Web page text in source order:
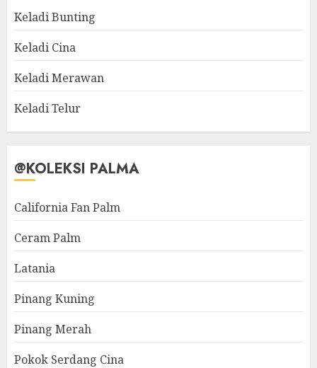
Keladi Bunting
Keladi Cina
Keladi Merawan
Keladi Telur
@KOLEKSI PALMA
California Fan Palm
Ceram Palm
Latania
Pinang Kuning
Pinang Merah
Pokok Serdang Cina